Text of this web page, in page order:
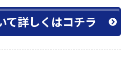
て詳しくはコチラ